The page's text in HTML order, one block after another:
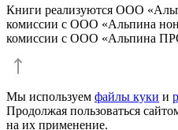
Книги реализуются ООО
комиссии с ООО «Альпина
комиссии с ООО «Альпина
Мы используем файлы куки и
Продолжая пользоваться
на их применение.